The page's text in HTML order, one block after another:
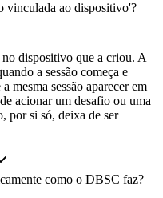
vinculada ao dispositivo'?
dispositivo que a criou. A
a sessão começa e
mesma sessão aparecer em
acionar um desafio ou uma
por si só, deixa de ser
como o DBSC faz?